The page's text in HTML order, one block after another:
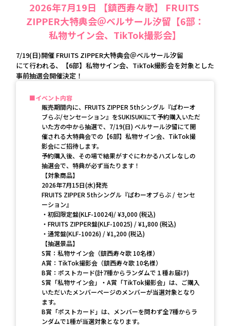
2026年7月19日 【鎮西寿々歌】 FRUITS
ZIPPER大特典会＠ベルサール汐留【6部：
私物サイン会、TikTok撮影会】
7/19(日)開催 FRUITS ZIPPER大特典会＠ベルサール汐留
にて行われる、【6部】私物サイン会、TikTok撮影会を対象とした
事前抽選会開催決定！
イベント内容
販売期間内に、FRUITS ZIPPER 5thシングル『ぱわーオ
ブらぶ/センセーション』をSUKISUKIにて予約購入いただ
いた方の中から抽選で、7/19(日) ベルサール汐留にて開
催される大特典会での【6部】私物サイン会、TikTok撮
影会にご招待します。
予約購入後、その場で結果がすぐにわかるハズレなしの
抽選会で、特典が必ず当たります！
【対象商品】
2026年7月15日(水)発売
FRUITS ZIPPER 5thシングル『ぱわーオブらぶ / センセ
ーション』
・初回限定盤(KLF-10024)/ ¥3,000 (税込)
・FRUITS ZIPPER盤(KLF-10025) / ¥1,800 (税込)
・通常盤(KLF-10026) / ¥1,200 (税込)
【抽選景品】
S賞：私物サイン会（鎮西寿々歌 10名様）
A賞：TikTok撮影会（鎮西寿々歌 10名様）
B賞：ポストカード(計7種からランダムで１種お届け)
S賞「私物サイン会」・A賞「TikTok撮影会」は、ご購入
いただいたメンバーページのメンバーが当選対象となり
ます。
B賞「ポストカード」は、メンバーを問わず全7種からラ
ンダムで1種が当選対象となります。